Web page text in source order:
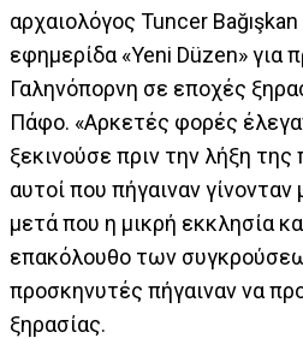
αρχαιολόγος Tuncer
εφημερίδα «Yeni Düzen» για
Γαληνόπορνη σε εποχές
Πάφο. «Αρκετές φορές
ξεκινούσε πριν την λήξη
αυτοί που πήγαιναν
μετά που η μικρή εκκλησία
επακόλουθο των
προσκηνυτές πήγαιναν να
ξηρασίας.